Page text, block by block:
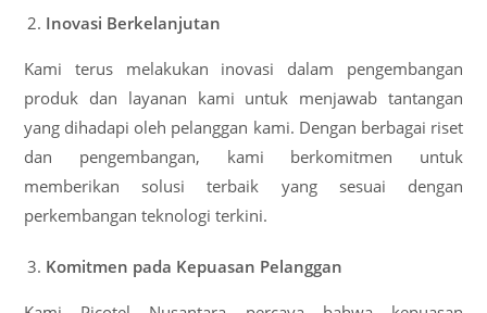
Inovasi Berkelanjutan
Kami terus melakukan inovasi dalam pengembangan
produk dan layanan kami untuk menjawab tantangan
yang dihadapi oleh pelanggan kami. Dengan berbagai riset
dan pengembangan, kami berkomitmen untuk
memberikan solusi terbaik yang sesuai dengan
perkembangan teknologi terkini.
Komitmen pada Kepuasan Pelanggan